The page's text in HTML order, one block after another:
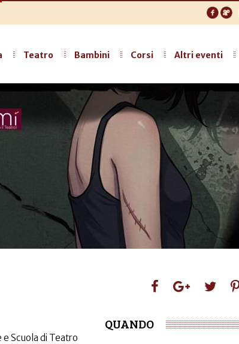
Teatro Bambini Corsi Altri eventi
Scuola di Teatro
QUANDO